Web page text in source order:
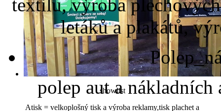
showlist
Atisk = velkoplošný tisk a výroba reklamy,tisk plachet a
textilu, výroba
letáků a plakátů,
polep aut a